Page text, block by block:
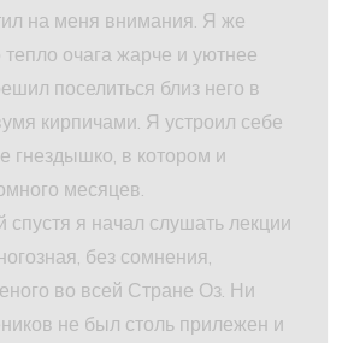
на меня внимания. Я же
очага жарче и уютнее
поселиться близ него в
кирпичами. Я устроил себе
гнездышко, в котором и
месяцев.
спустя я начал слушать лекции
без сомнения,
во всей Стране Оз. Ни
не был столь прилежен и